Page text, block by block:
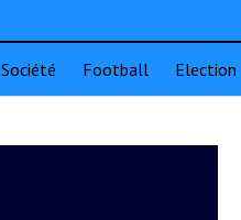
Société Football Election